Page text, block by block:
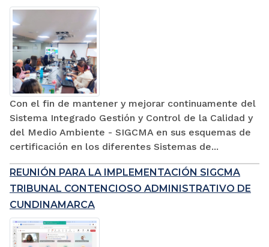
Con el fin de mantener y mejorar continuamente del
Sistema Integrado Gestión y Control de la Calidad y
del Medio Ambiente - SIGCMA en sus esquemas de
certificación en los diferentes Sistemas de...
REUNIÓN PARA LA IMPLEMENTACIÓN SIGCMA
TRIBUNAL CONTENCIOSO ADMINISTRATIVO DE
CUNDINAMARCA